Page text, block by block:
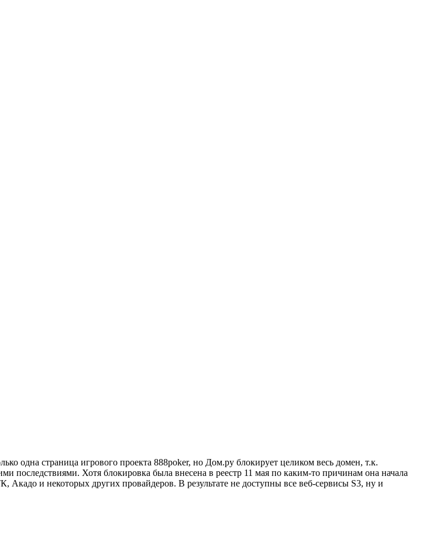
одна страница игрового проекта 888poker, но Дом.ру блокирует целиком весь домен, т.к.
последствиями. Хотя блокировка была внесена в реестр 11 мая по каким-то причинам она начала
и некоторых других провайдеров. В результате не доступны все веб-сервисы S3, ну и